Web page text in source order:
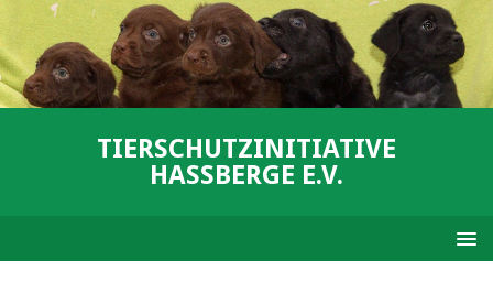
TIERSCHUTZINITIATIVE
HASSBERGE E.V.